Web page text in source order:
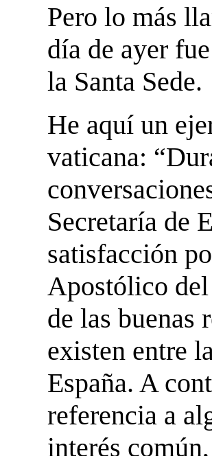
Pero lo más
día de ayer
la Santa Sede.
He aquí un
vaticana:
Secretaría de
satisfacción
Apostólico del
de las buenas
existen entre
España. A
referencia a
interés